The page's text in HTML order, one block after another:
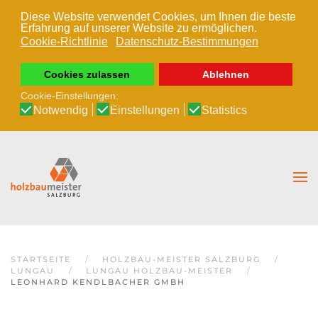
Diese Website verwendet Cookies, um Ihnen die beste
Erfahrung auf unserer Website zu ermöglichen.
Cookie-Richtlinie
Datenschutz-Bestimmungen
Cookies zulassen
Ablehnen
Cookie-Einstellungen:
Notwendig Einstellungen Statistics
Zum Hauptinhalt springen
STARTSEITE
HOLZBAU-MEISTER SALZBURG
LUNGAU
LUNGAU HOLZBAU-MEISTER
LEONHARD KENDLBACHER GMBH